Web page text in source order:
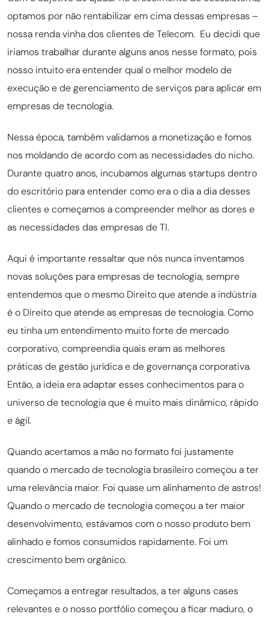
optamos por não rentabilizar em cima dessas empresas –
nossa renda vinha dos clientes de Telecom. Eu decidi que
iriamos trabalhar durante alguns anos nesse formato, pois
nosso intuito era entender qual o melhor modelo de
execução e de gerenciamento de serviços para aplicar em
empresas de tecnologia.
Nessa época, também validamos a monetização e fomos
nos moldando de acordo com as necessidades do nicho.
Durante quatro anos, incubamos algumas startups dentro
do escritório para entender como era o dia a dia desses
clientes e começamos a compreender melhor as dores e
as necessidades das empresas de TI.
Aqui é importante ressaltar que nós nunca inventamos
novas soluções para empresas de tecnologia, sempre
entendemos que o mesmo Direito que atende a indústria
é o Direito que atende as empresas de tecnologia. Como
eu tinha um entendimento muito forte de mercado
corporativo, compreendia quais eram as melhores
práticas de gestão jurídica e de governança corporativa.
Então, a ideia era adaptar esses conhecimentos para o
universo de tecnologia que é muito mais dinâmico, rápido
e ágil.
Quando acertamos a mão no formato foi justamente
quando o mercado de tecnologia brasileiro começou a ter
uma relevância maior. Foi quase um alinhamento de astros!
Quando o mercado de tecnologia começou a ter maior
desenvolvimento, estávamos com o nosso produto bem
alinhado e fomos consumidos rapidamente. Foi um
crescimento bem orgânico.
Começamos a entregar resultados, a ter alguns cases
relevantes e o nosso portfólio começou a ficar maduro, o